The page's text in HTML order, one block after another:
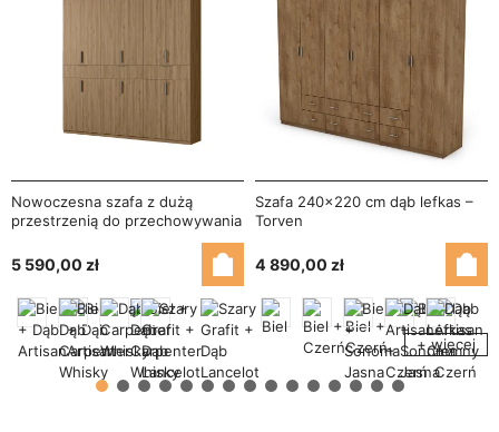
Nowoczesna szafa z dużą
przestrzenią do przechowywania
whisky – Arvion
5 590,00 zł
Szafa 240x220 cm dąb lefkas –
Torven
4 890,00 zł
+ więcej